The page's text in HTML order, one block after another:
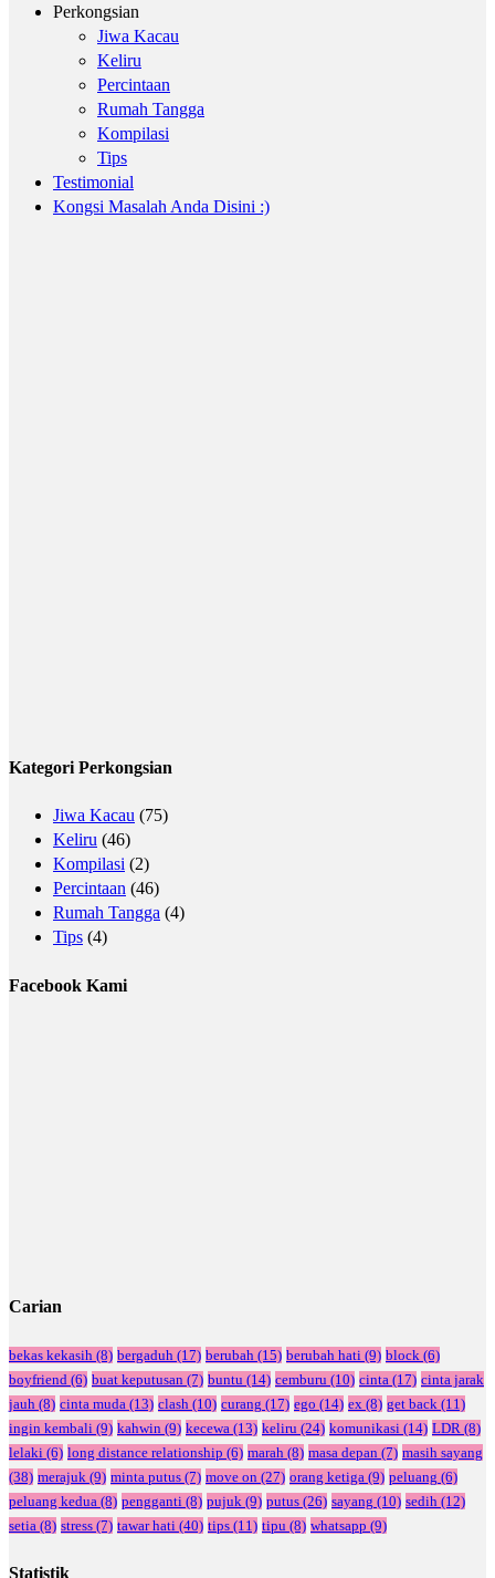
Perkongsian
Jiwa Kacau
Keliru
Percintaan
Rumah Tangga
Kompilasi
Tips
Testimonial
Kongsi Masalah Anda Disini :)
Kategori Perkongsian
Jiwa Kacau (75)
Keliru (46)
Kompilasi (2)
Percintaan (46)
Rumah Tangga (4)
Tips (4)
Facebook Kami
Carian
bekas kekasih (8) bergaduh (17) berubah (15) berubah hati (9) block (6)
boyfriend (6) buat keputusan (7) buntu (14) cemburu (10) cinta (17) cinta jarak
jauh (8) cinta muda (13) clash (10) curang (17) ego (14) ex (8) get back (11)
ingin kembali (9) kahwin (9) kecewa (13) keliru (24) komunikasi (14) LDR (8)
lelaki (6) long distance relationship (6) marah (8) masa depan (7) masih sayang
(38) merajuk (9) minta putus (7) move on (27) orang ketiga (9) peluang (6)
peluang kedua (8) pengganti (8) pujuk (9) putus (26) sayang (10) sedih (12)
setia (8) stress (7) tawar hati (40) tips (11) tipu (8) whatsapp (9)
Statistik